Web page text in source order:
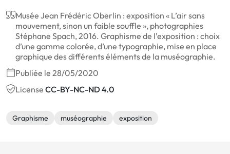
Musée Jean Frédéric Oberlin : exposition « L’air sans
mouvement, sinon un faible souffle », photographies
Stéphane Spach, 2016. Graphisme de l’exposition : choix
d’une gamme colorée, d’une typographie, mise en place
graphique des différents éléments de la muséographie.
Publiée le 28/05/2020
License CC-BY-NC-ND 4.0
Graphisme muséographie exposition